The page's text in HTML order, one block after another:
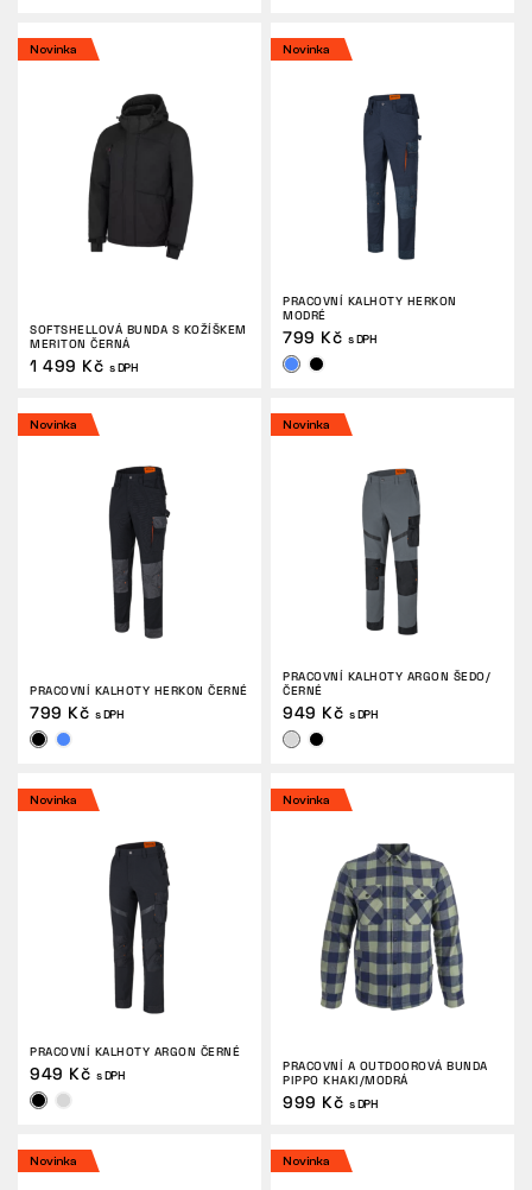
Novinka
SOFTSHELLOVÁ BUNDA S KOŽÍŠKEM
MERITON ČERNÁ
1 499 Kč s DPH
Novinka
PRACOVNÍ KALHOTY HERKON
MODRÉ
799 Kč s DPH
Novinka
PRACOVNÍ KALHOTY HERKON ČERNÉ
799 Kč s DPH
Novinka
PRACOVNÍ KALHOTY ARGON ŠEDO/
ČERNÉ
949 Kč s DPH
Novinka
PRACOVNÍ KALHOTY ARGON ČERNÉ
949 Kč s DPH
Novinka
PRACOVNÍ A OUTDOOROVÁ BUNDA
PIPPO KHAKI/MODRÁ
999 Kč s DPH
Novinka Novinka